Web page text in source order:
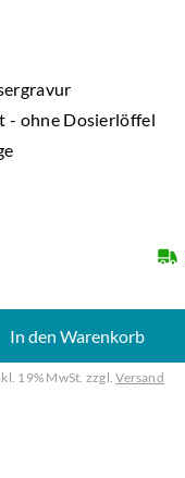
- ohne Dosierlöffel
In den Warenkorb
19% MwSt. zzgl.Versand
Weiter mit